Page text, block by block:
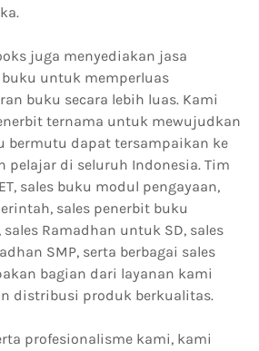
juga menyediakan jasa
untuk memperluas
buku secara lebih luas. Kami
ternama untuk mewujudkan
bermutu dapat tersampaikan ke
pelajar di seluruh Indonesia. Tim
sales buku modul pengayaan,
sales penerbit buku
Ramadhan untuk SD, sales
SMP, serta berbagai sales
bagian dari layanan kami
distribusi produk berkualitas.
profesionalisme kami, kami